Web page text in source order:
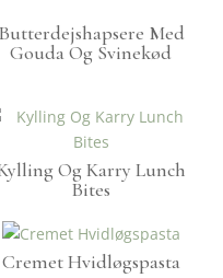
Butterdejshapsere Med
Gouda Og Svinekød
Og Karry Lunch
Bites
Cremet Hvidløgspasta